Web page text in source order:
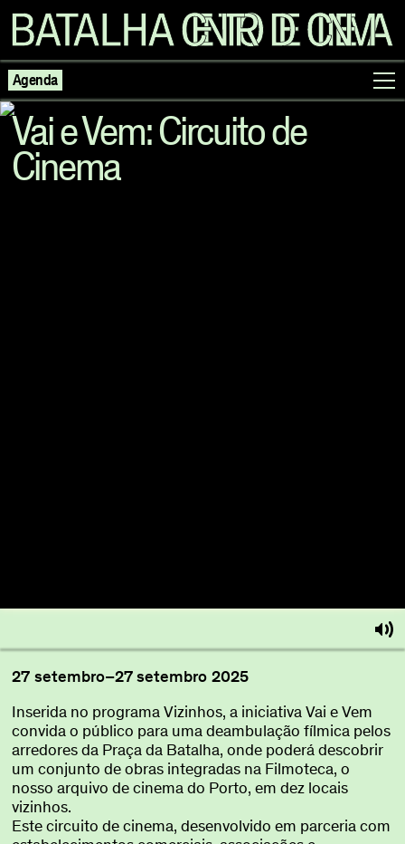
Agenda
Vai e Vem: Circuito de
Cinema
27 setembro–27 setembro 2025
Inserida no programa Vizinhos, a iniciativa Vai e Vem
convida o público para uma deambulação fílmica pelos
arredores da Praça da Batalha, onde poderá descobrir
um conjunto de obras integradas na Filmoteca, o
nosso arquivo de cinema do Porto, em dez locais
vizinhos.
Este circuito de cinema, desenvolvido em parceria com